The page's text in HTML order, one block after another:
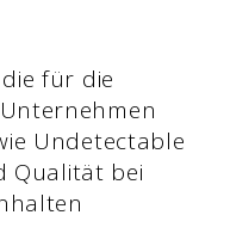
für die
Undetectable
Qualität bei